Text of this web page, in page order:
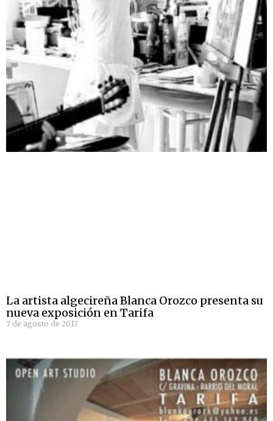
La artista algecireña Blanca Orozco presenta su
nueva exposición en Tarifa
7 de agosto de 2017